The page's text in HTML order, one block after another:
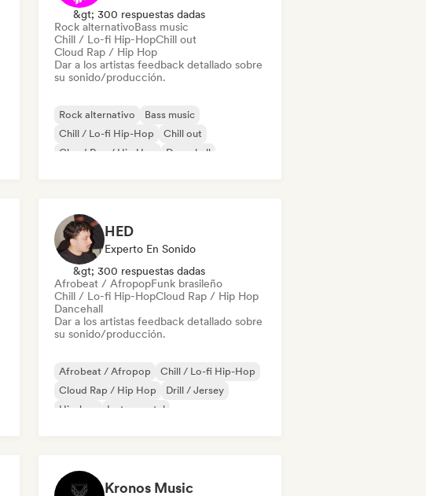
&gt; 300 respuestas dadas
Rock alternativoBass music
Chill / Lo-fi Hip-HopChill out
Cloud Rap / Hip Hop
Dar a los artistas feedback detallado sobre
su sonido/producción.
Rock alternativo
Bass music
Chill / Lo-fi Hip-Hop
Chill out
Cloud Rap / Hip Hop
Dancehall
HED
Experto En Sonido
&gt; 300 respuestas dadas
Afrobeat / AfropopFunk brasileño
Chill / Lo-fi Hip-HopCloud Rap / Hip Hop
Dancehall
Dar a los artistas feedback detallado sobre
su sonido/producción.
Afrobeat / Afropop
Chill / Lo-fi Hip-Hop
Cloud Rap / Hip Hop
Drill / Jersey
Hip-hop
Instrumental
Kronos Music